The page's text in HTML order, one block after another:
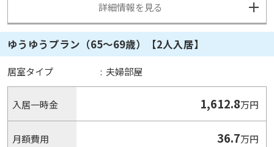
詳細情報を見る
ゆうゆうプラン（65～69歳）【2人入居】
居室タイプ : 夫婦部屋
入居一時金 1,612.8万円
月額費用 36.7万円